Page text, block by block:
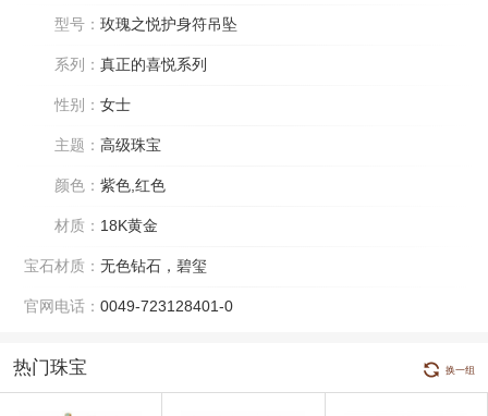
型号： 玫瑰之悦护身符吊坠
系列： 真正的喜悦系列
性别： 女士
主题： 高级珠宝
颜色： 紫色,红色
材质： 18K黄金
宝石材质： 无色钻石，碧玺
官网电话： 0049-723128401-0
热门珠宝 换一组